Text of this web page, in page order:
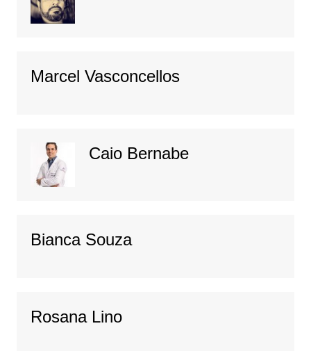
Marcel Vasconcellos
Caio Bernabe
Bianca Souza
Rosana Lino